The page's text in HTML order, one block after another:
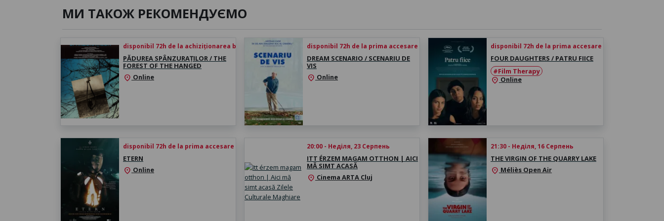
МИ ТАКОЖ РЕКОМЕНДУЄМО
disponibil 72h de la achiziționarea biletului
PĂDUREA SPÂNZURAȚILOR / THE
FOREST OF THE HANGED
location_on Online
disponibil 72h de la prima accesare
DREAM SCENARIO / SCENARIU DE
VIS
location_on Online
disponibil 72h de la prima accesare
FOUR DAUGHTERS / PATRU FIICE
#Film Therapy
location_on Online
disponibil 72h de la prima accesare
ETERN
location_on Online
20:00 - Неділя, 23 Серпень
ITT ÉRZEM MAGAM OTTHON | AICI
MĂ SIMT ACASĂ
location_on Cinema ARTA Cluj
21:30 - Неділя, 16 Серпень
THE VIRGIN OF THE QUARRY LAKE
location_on Méliès Open Air